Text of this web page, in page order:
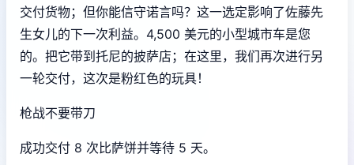
交付货物；但你能信守诺言吗？这一选定影响了佐藤先
生女儿的下一次利益。4,500 美元的小型城市车是您
的。把它带到托尼的披萨店；在这里，我们再次进行另
一轮交付，这次是粉红色的玩具！
枪战不要带刀
成功交付 8 次比萨饼并等待 5 天。